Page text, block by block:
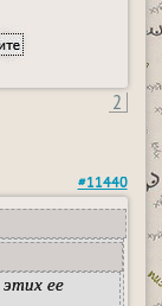
2
#11440
этих ее